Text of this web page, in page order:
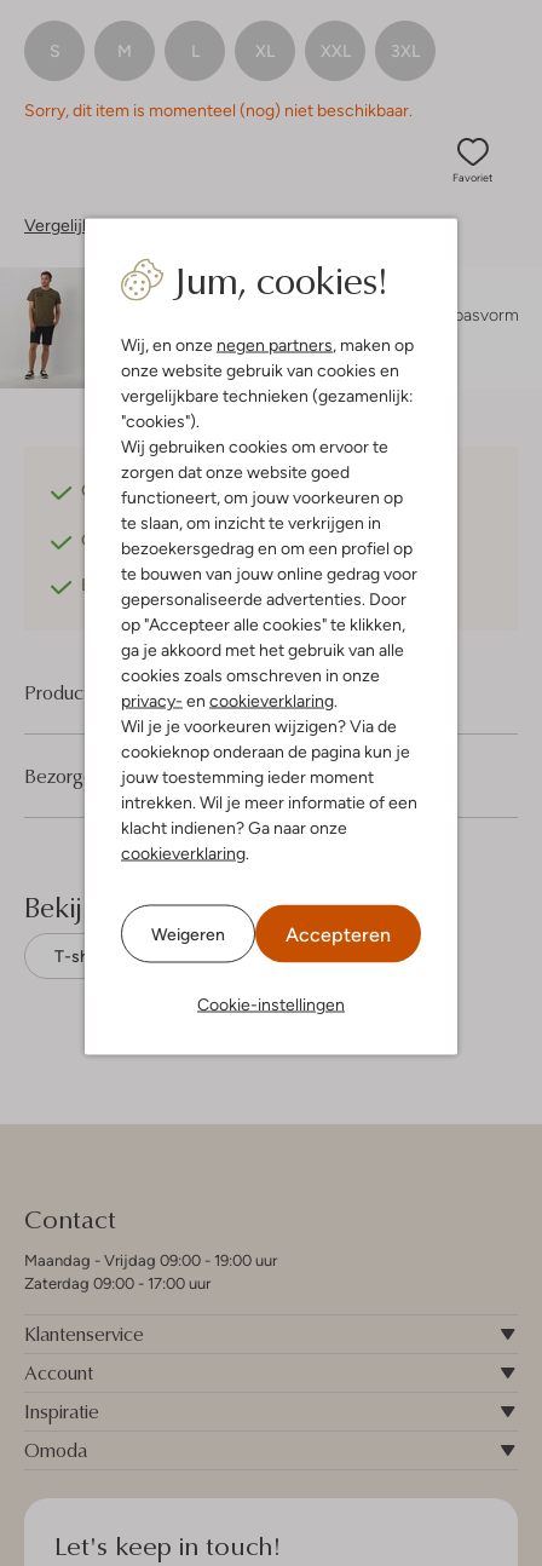
Jum, cookies!
Wij, en onze negen partners, maken op
onze website gebruik van cookies en
vergelijkbare technieken (gezamenlijk:
"cookies").
Wij gebruiken cookies om ervoor te
zorgen dat onze website goed
functioneert, om jouw voorkeuren op
te slaan, om inzicht te verkrijgen in
bezoekersgedrag en om een profiel op
te bouwen van jouw online gedrag voor
gepersonaliseerde advertenties. Door
op "Accepteer alle cookies" te klikken,
ga je akkoord met het gebruik van alle
cookies zoals omschreven in onze
privacy- en cookieverklaring.
Wil je je voorkeuren wijzigen? Via de
cookieknop onderaan de pagina kun je
jouw toestemming ieder moment
intrekken. Wil je meer informatie of een
klacht indienen? Ga naar onze
cookieverklaring.
Weigeren Accepteren
Cookie-instellingen
S M L XL XXL 3XL
Sorry, dit item is momenteel (nog) niet beschikbaar.
Favoriet
Vergelijkbare items
Maatadvies
De pasvorm
regular fit.
Gratis verzending vanaf €75,-
Gratis retourneren binnen 30 dagen*
Betaal achteraf met Klarna
Product informatie
Bezorgen & retourneren
Bekijk meer
T-shirts Pme Legend Katoen
Contact
Maandag - Vrijdag 09:00 - 19:00 uur
Zaterdag 09:00 - 17:00 uur
Klantenservice
Account
Inspiratie
Omoda
Let's keep in touch!